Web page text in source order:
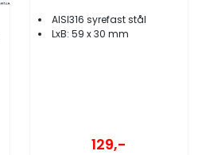
AISI316 syrefast stål
LxB: 59 x 30 mm
129,-